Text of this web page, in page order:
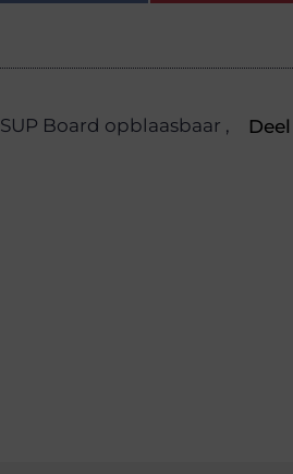
SUP Board opblaasbaar ,